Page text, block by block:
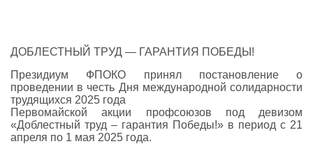
ДОБЛЕСТНЫЙ ТРУД — ГАРАНТИЯ ПОБЕДЫ!
Президиум ФПОКО принял постановление о
проведении в честь Дня международной солидарности
трудящихся 2025 года
Первомайской акции профсоюзов под девизом
«Доблестный труд – гарантия Победы!» в период с 21
апреля по 1 мая 2025 года.